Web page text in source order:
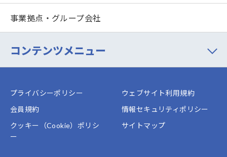
事業拠点・グループ会社
コンテンツメニュー
プライバシーポリシー
ウェブサイト利用規約
会員規約
情報セキュリティポリシー
クッキー（Cookie）ポリシ
ー
サイトマップ